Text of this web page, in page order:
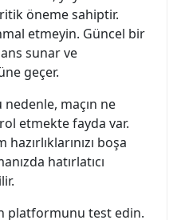
öneme sahiptir.
etmeyin. Güncel bir
sunar ve
geçer.
maçın ne
etmekte fayda var.
boşa
hatırlatıcı
platformunu test edin.